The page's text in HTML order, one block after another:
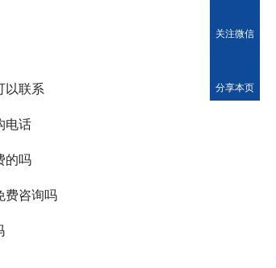
以联系
电话
的吗
费咨询吗
关注微信
分享本页